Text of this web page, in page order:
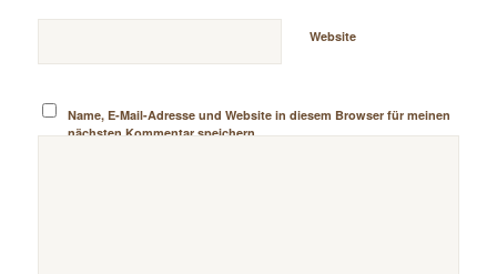
Website
Name, E-Mail-Adresse und Website in diesem Browser für meinen
nächsten Kommentar speichern.